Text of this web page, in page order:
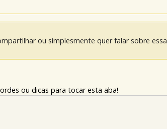
ou simplesmente quer falar sobre essa
ou dicas para tocar esta aba!